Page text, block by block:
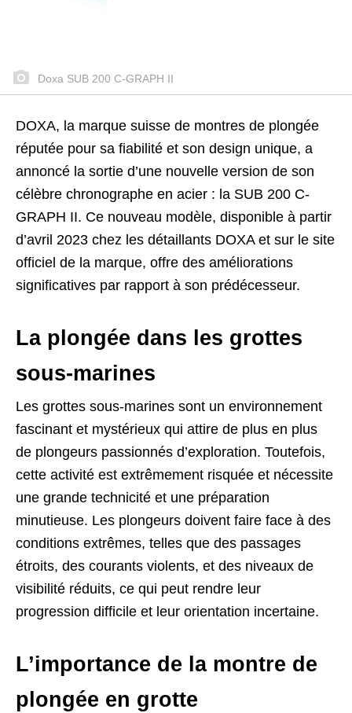
Doxa SUB 200 C-GRAPH II
DOXA, la marque suisse de montres de plongée
réputée pour sa fiabilité et son design unique, a
annoncé la sortie d’une nouvelle version de son
célèbre chronographe en acier : la SUB 200 C-
GRAPH II. Ce nouveau modèle, disponible à partir
d’avril 2023 chez les détaillants DOXA et sur le site
officiel de la marque, offre des améliorations
significatives par rapport à son prédécesseur.
La plongée dans les grottes
sous-marines
Les grottes sous-marines sont un environnement
fascinant et mystérieux qui attire de plus en plus
de plongeurs passionnés d’exploration. Toutefois,
cette activité est extrêmement risquée et nécessite
une grande technicité et une préparation
minutieuse. Les plongeurs doivent faire face à des
conditions extrêmes, telles que des passages
étroits, des courants violents, et des niveaux de
visibilité réduits, ce qui peut rendre leur
progression difficile et leur orientation incertaine.
L’importance de la montre de
plongée en grotte